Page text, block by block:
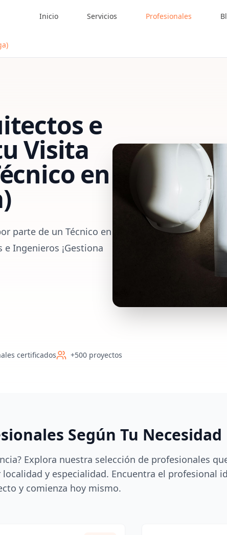
Inicio Servicios Profesionales
e
Visita
en
parte de un Técnico en
Ingenieros ¡Gestiona
certificados +500 proyectos
Según Tu Necesidad
Explora nuestra selección de profesionales
y especialidad. Encuentra el profesional
y comienza hoy mismo.